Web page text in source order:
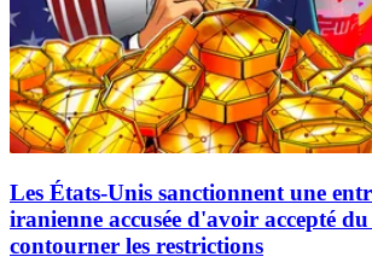
Les États-Unis sanctionnent une
iranienne accusée d'avoir accepté
contourner les restrictions